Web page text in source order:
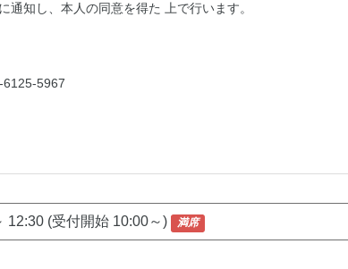
通知し、本人の同意を得た 上で行います。
6125-5967
12:30 (受付開始 10:00～) 満席